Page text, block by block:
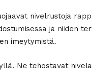
nivelrustoja
ja niiden
imeytymistä.
Ne tehostavat